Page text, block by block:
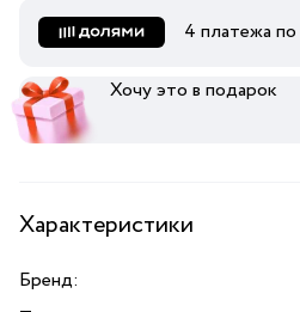
4 платежа по
Хочу это в подарок
Характеристики
Бренд: